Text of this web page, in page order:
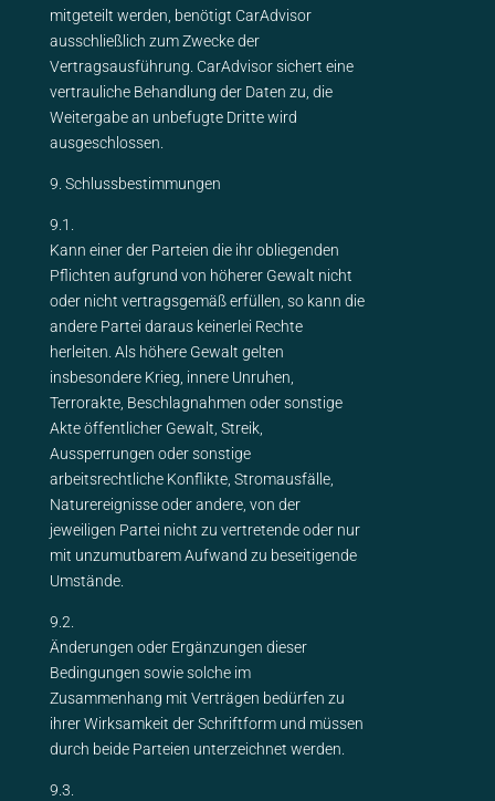
mitgeteilt werden, benötigt CarAdvisor
ausschließlich zum Zwecke der
Vertragsausführung. CarAdvisor sichert eine
vertrauliche Behandlung der Daten zu, die
Weitergabe an unbefugte Dritte wird
ausgeschlossen.
9. Schlussbestimmungen
9.1.
Kann einer der Parteien die ihr obliegenden
Pflichten aufgrund von höherer Gewalt nicht
oder nicht vertragsgemäß erfüllen, so kann die
andere Partei daraus keinerlei Rechte
herleiten. Als höhere Gewalt gelten
insbesondere Krieg, innere Unruhen,
Terrorakte, Beschlagnahmen oder sonstige
Akte öffentlicher Gewalt, Streik,
Aussperrungen oder sonstige
arbeitsrechtliche Konflikte, Stromausfälle,
Naturereignisse oder andere, von der
jeweiligen Partei nicht zu vertretende oder nur
mit unzumutbarem Aufwand zu beseitigende
Umstände.
9.2.
Änderungen oder Ergänzungen dieser
Bedingungen sowie solche im
Zusammenhang mit Verträgen bedürfen zu
ihrer Wirksamkeit der Schriftform und müssen
durch beide Parteien unterzeichnet werden.
9.3.